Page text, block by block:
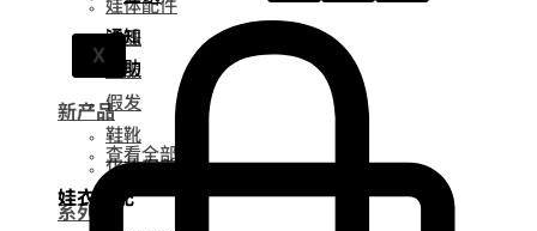
X
通知
帮助
新产品
查看全部
娃衣搭配
眼珠
衣服
假发
鞋靴
化妆保养品
系列